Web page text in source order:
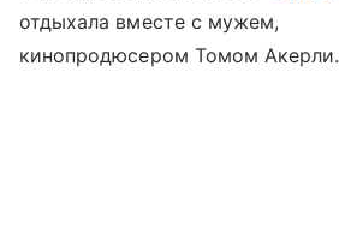
отдыхала вместе с мужем,
кинопродюсером Томом Акерли.